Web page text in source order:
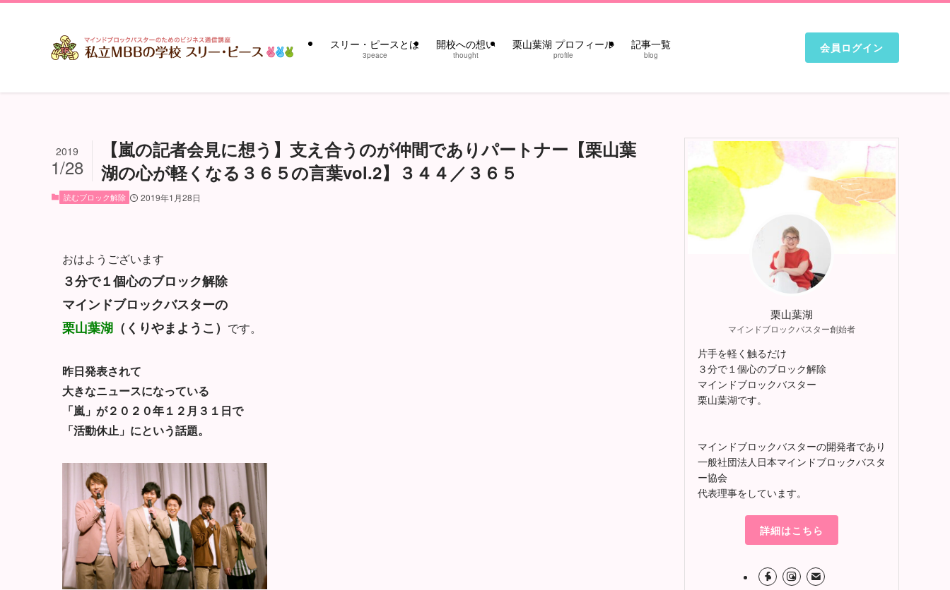
スリー・ピースとは
3peace
開校への想い
thought
栗山葉湖 プロフィール
profile
記事一覧
blog
会員ログイン
【嵐の記者会見に想う】支え合うのが仲間でありパートナー【栗山葉
湖の心が軽くなる３６５の言葉vol.2】３４４／３６５
2019
1/28
読むブロック解除 2019年1月28日
おはようございます
３分で１個心のブロック解除
マインドブロックバスターの
栗山葉湖 （くりやまようこ） です。
昨日発表されて
大きなニュースになっている
「嵐」が２０２０年１２月３１日で
「活動休止」にという話題。
栗山葉湖
マインドブロックバスター創始者
片手を軽く触るだけ
３分で１個心のブロック解除
マインドブロックバスター
栗山葉湖です。
マインドブロックバスターの開発者であり
一般社団法人日本マインドブロックバスタ
ー協会
代表理事をしています。
詳細はこちら